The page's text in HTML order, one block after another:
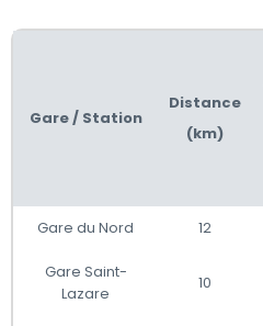
Gare / Station
Distance
(km)
Gare du Nord 12
Gare Saint-
Lazare
10